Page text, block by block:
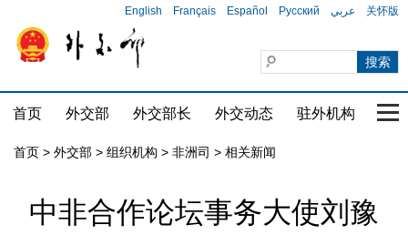
English Français Español Русский عربي 关怀版
首页 外交部 外交部长 外交动态 驻外机构 国
首页 > 外交部 > 组织机构 > 非洲司 > 相关新闻
中非合作论坛事务大使刘豫